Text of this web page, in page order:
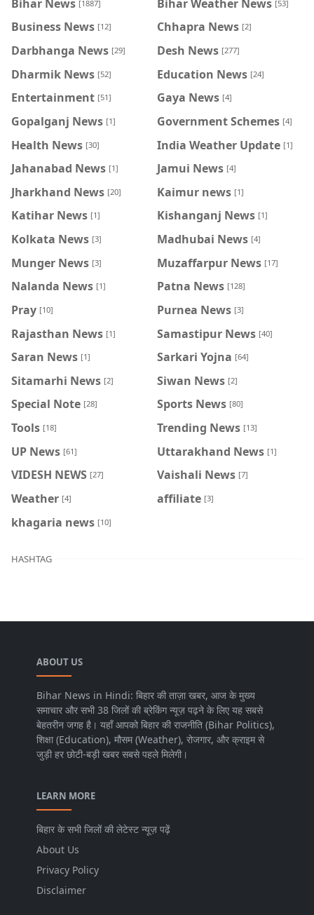
Bihar News [1887] Bihar Weather News [53]
Business News [12] Chhapra News [2]
Darbhanga News [29] Desh News [277]
Dharmik News [52] Education News [24]
Entertainment [51] Gaya News [4]
Gopalganj News [1] Government Schemes [4]
Health News [30] India Weather Update [1]
Jahanabad News [1] Jamui News [4]
Jharkhand News [20] Kaimur news [1]
Katihar News [1] Kishanganj News [1]
Kolkata News [3] Madhubai News [4]
Munger News [3] Muzaffarpur News [17]
Nalanda News [1] Patna News [128]
Pray [10] Purnea News [3]
Rajasthan News [1] Samastipur News [40]
Saran News [1] Sarkari Yojna [64]
Sitamarhi News [2] Siwan News [2]
Special Note [28] Sports News [80]
Tools [18] Trending News [13]
UP News [61] Uttarakhand News [1]
VIDESH NEWS [27] Vaishali News [7]
Weather [4] affiliate [3]
khagaria news [10]
HASHTAG
ABOUT US
Bihar News in Hindi: बिहार की ताज़ा खबर, आज के मुख्य
समाचार और सभी 38 जिलों की ब्रेकिंग न्यूज़ पढ़ने के लिए यह सबसे
बेहतरीन जगह है। यहाँ आपको बिहार की राजनीति (Bihar Politics),
शिक्षा (Education), मौसम (Weather), रोजगार, और क्राइम से
जुड़ी हर छोटी-बड़ी खबर सबसे पहले मिलेगी।
LEARN MORE
बिहार के सभी जिलों की लेटेस्ट न्यूज़ पढ़ें
About Us
Privacy Policy
Disclaimer